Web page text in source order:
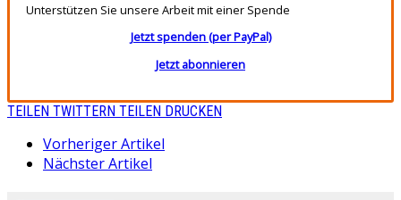
Unterstützen Sie unsere Arbeit mit einer Spende
Jetzt spenden (per PayPal)
Jetzt abonnieren
TEILEN TWITTERN TEILEN DRUCKEN
Vorheriger Artikel
Nächster Artikel